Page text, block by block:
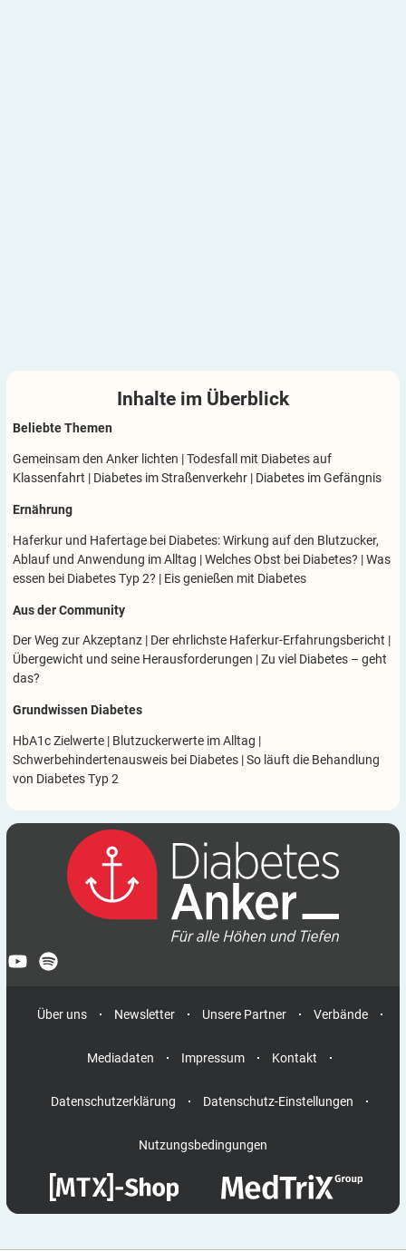
Inhalte im Überblick
Beliebte Themen
Gemeinsam den Anker lichten |Todesfall mit Diabetes auf
Klassenfahrt | Diabetes im Straßenverkehr | Diabetes im Gefängnis
Ernährung
Haferkur und Hafertage bei Diabetes: Wirkung auf den Blutzucker,
Ablauf und Anwendung im Alltag |Welches Obst bei Diabetes? |Was
essen bei Diabetes Typ 2? | Eis genießen mit Diabetes
Aus der Community
Der Weg zur Akzeptanz | Der ehrlichste Haferkur-Erfahrungsbericht |
Übergewicht und seine Herausforderungen |Zu viel Diabetes – geht
das?
Grundwissen Diabetes
HbA1c Zielwerte | Blutzuckerwerte im Alltag |
Schwerbehindertenausweis bei Diabetes |So läuft die Behandlung
von Diabetes Typ 2
Über uns Newsletter Unsere Partner Verbände
Mediadaten Impressum Kontakt
Datenschutzerklärung Datenschutz-Einstellungen
Nutzungsbedingungen